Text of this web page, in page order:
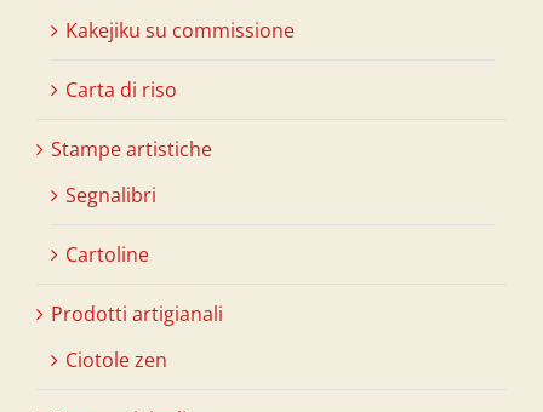
Kakejiku su commissione
Carta di riso
Stampe artistiche
Segnalibri
Cartoline
Prodotti artigianali
Ciotole zen